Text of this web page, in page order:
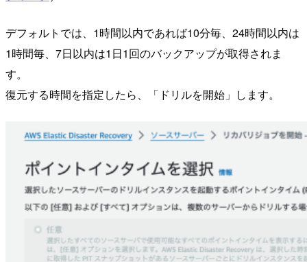
デフォルトでは、1時間以内であれば10分毎、24時間以内は
1時間毎、7日以内は1日1回のバックアップが取得されま
す。
復元する時間を指定したら、「ドリルを開始」します。